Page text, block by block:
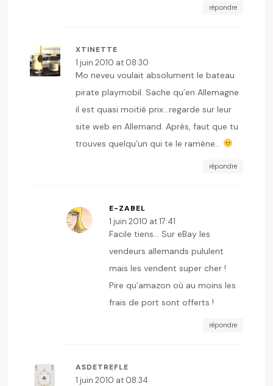
répondre
XTINETTE
1 juin 2010 at 08:30
Mo neveu voulait absolument le bateau
pirate playmobil. Sache qu’en Allemagne
il est quasi moitié prix…regarde sur leur
site web en Allemand. Après, faut que tu
trouves quelqu’un qui te le ramène…
répondre
E-ZABEL
1 juin 2010 at 17:41
Facile tiens… Sur eBay les
vendeurs allemands pululent
mais les vendent super cher !
Pire qu’amazon où au moins les
frais de port sont offerts !
répondre
ASDETREFLE
1 juin 2010 at 08:34